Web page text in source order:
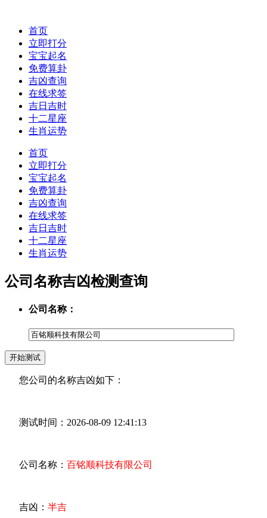
首页
立即打分
宝宝起名
免费算卦
吉凶查询
在线求签
吉日吉时
十二星座
生肖运势
首页
立即打分
宝宝起名
免费算卦
吉凶查询
在线求签
吉日吉时
十二星座
生肖运势
公司名称吉凶检测查询
公司名称：
您公司的名称吉凶如下：
测试时间：2026-08-09 12:41:13
公司名称： 百铭顺科技有限公司
吉凶： 半吉